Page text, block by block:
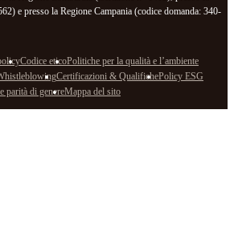
e presso la Regione Campania (codice domanda: 340-
Codice eticoPolitiche per la qualità e l’ambiente
Certificazioni & QualifichePolicy ESG
parità di genereMappa del sito